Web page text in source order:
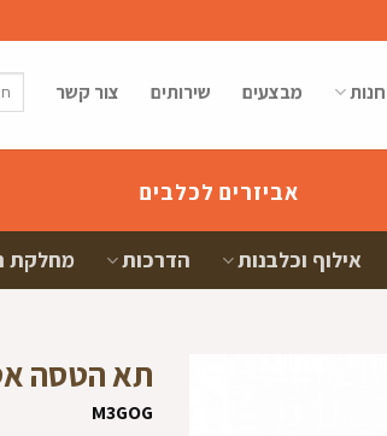
חנות מבצעים שירותים צור קשר
אביזרים לכלבים
אילוף וכלבנות הדרכות מחלקת
תא הטסה
M3GOG